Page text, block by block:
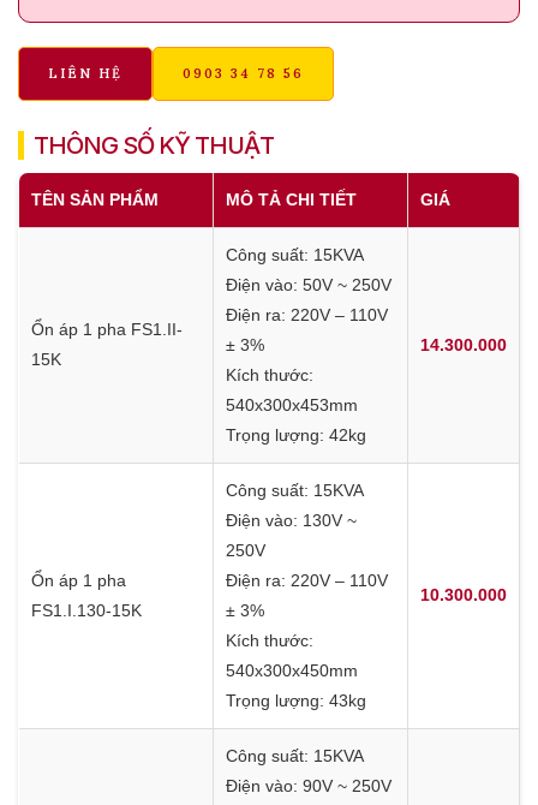
LIÊN HỆ 0903 34 78 56
THÔNG SỐ KỸ THUẬT
TÊN SẢN PHẨM MÔ TẢ CHI TIẾT GIÁ
Ổn áp 1 pha FS1.II-
15K
Công suất: 15KVA
Điện vào: 50V ~ 250V
Điện ra: 220V – 110V
± 3%
Kích thước:
540x300x453mm
Trọng lượng: 42kg
14.300.000
Ổn áp 1 pha
FS1.I.130-15K
Công suất: 15KVA
Điện vào: 130V ~
250V
Điện ra: 220V – 110V
± 3%
Kích thước:
540x300x450mm
Trọng lượng: 43kg
10.300.000
Công suất: 15KVA
Điện vào: 90V ~ 250V